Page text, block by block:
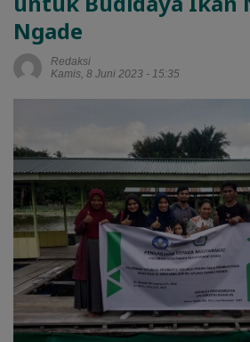
Ngade
Redaksi
Kamis, 8 Juni 2023 - 15:35